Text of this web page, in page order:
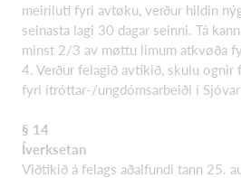
meiriluti fyri avtøku, verður hildin
seinasta lagi 30 dagar seinni. Tá
minst 2/3 av møttu limum atkvøða
4. Verður felagið avtikið, skulu ognir
fyri ítróttar-/ungdómsarbeiði í Sjóvar
§ 14
Íverksetan
Viðtikið á felags aðalfundi tann 25.